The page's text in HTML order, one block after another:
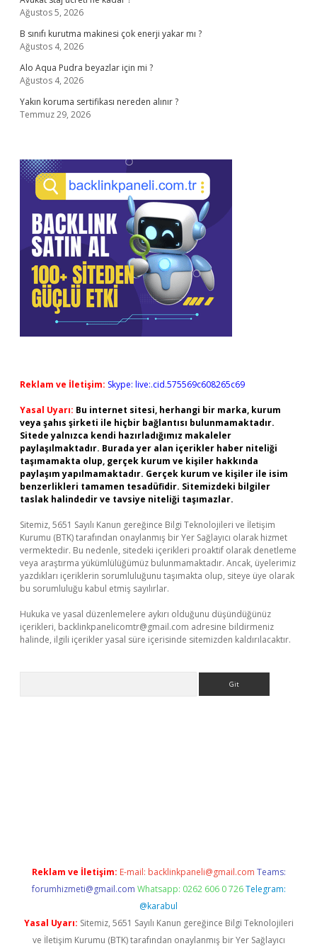
Ağustos 5, 2026
B sınıfı kurutma makinesi çok enerji yakar mı ?
Ağustos 4, 2026
Alo Aqua Pudra beyazlar için mi ?
Ağustos 4, 2026
Yakın koruma sertifikası nereden alınır ?
Temmuz 29, 2026
Reklam ve İletişim: Skype: live:.cid.575569c608265c69
Yasal Uyarı: Bu internet sitesi, herhangi bir marka, kurum
veya şahıs şirketi ile hiçbir bağlantısı bulunmamaktadır.
Sitede yalnızca kendi hazırladığımız makaleler
paylaşılmaktadır. Burada yer alan içerikler haber niteliği
taşımamakta olup, gerçek kurum ve kişiler hakkında
paylaşım yapılmamaktadır. Gerçek kurum ve kişiler ile isim
benzerlikleri tamamen tesadüfidir. Sitemizdeki bilgiler
taslak halindedir ve tavsiye niteliği taşımazlar.
Sitemiz, 5651 Sayılı Kanun gereğince Bilgi Teknolojileri ve İletişim
Kurumu (BTK) tarafından onaylanmış bir Yer Sağlayıcı olarak hizmet
vermektedir. Bu nedenle, sitedeki içerikleri proaktif olarak denetleme
veya araştırma yükümlülüğümüz bulunmamaktadır. Ancak, üyelerimiz
yazdıkları içeriklerin sorumluluğunu taşımakta olup, siteye üye olarak
bu sorumluluğu kabul etmiş sayılırlar.
Hukuka ve yasal düzenlemelere aykırı olduğunu düşündüğünüz
içerikleri, backlinkpanelicomtr@gmail.com adresine bildirmeniz
halinde, ilgili içerikler yasal süre içerisinde sitemizden kaldırılacaktır.
Reklam ve İletişim: E-mail: backlinkpaneli@gmail.com Teams:
forumhizmeti@gmail.com Whatsapp: 0262 606 0 726 Telegram:
@karabul
Yasal Uyarı: Sitemiz, 5651 Sayılı Kanun gereğince Bilgi Teknolojileri
ve İletişim Kurumu (BTK) tarafından onaylanmış bir Yer Sağlayıcı